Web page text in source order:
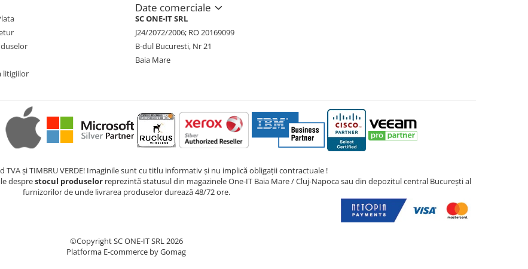
litigiilor
Date comerciale
SC ONE-IT SRL
J24/2072/2006; RO 20169099
B-dul Bucuresti, Nr 21
Baia Mare
TVA și TIMBRU VERDE! Imaginile sunt cu titlu informativ și nu implică obligații contractuale !
desprestocul produselorreprezintă statusul din magazinele One-IT Baia Mare / Cluj-Napoca sau din depozitul central București al
furnizorilor de unde livrarea produselor durează 48/72 ore.
©Copyright SC ONE-IT SRL 2026
Platforma E-commerce by Gomag